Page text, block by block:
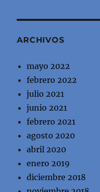
ARCHIVOS
mayo 2022
febrero 2022
julio 2021
junio 2021
febrero 2021
agosto 2020
abril 2020
enero 2019
diciembre 2018